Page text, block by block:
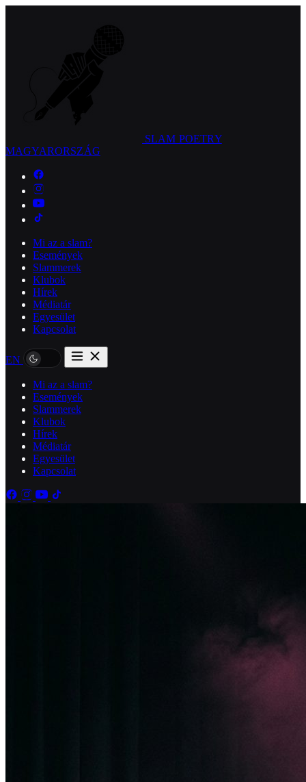
SLAM POETRY
MAGYARORSZÁG
Mi az a slam?
Események
Slammerek
Klubok
Hírek
Médiatár
Egyesület
Kapcsolat
EN
Mi az a slam?
Események
Slammerek
Klubok
Hírek
Médiatár
Egyesület
Kapcsolat